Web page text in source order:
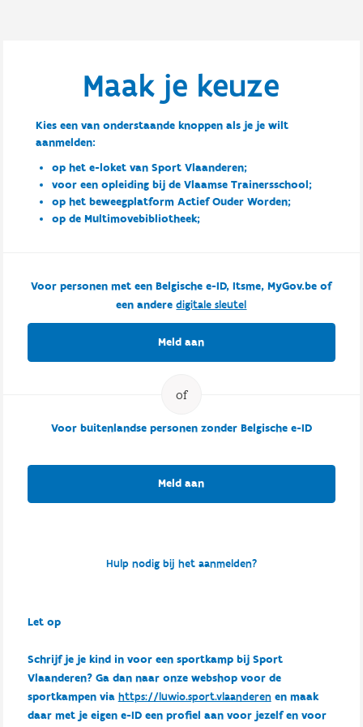
Maak je keuze
Kies een van onderstaande knoppen als je je wilt
aanmelden:
op het e-loket van Sport Vlaanderen;
voor een opleiding bij de Vlaamse Trainersschool;
op het beweegplatform Actief Ouder Worden;
op de Multimovebibliotheek;
Voor personen met een Belgische e-ID, Itsme, MyGov.be of
een anderedigitale sleutel
Meld aan
Voor buitenlandse personen zonder Belgische e-ID
Meld aan
Hulp nodig bij het aanmelden?
Let op
Schrijf je je kind in voor een sportkamp bij Sport
Vlaanderen? Ga dan naar onze webshop voor de
sportkampen via https://luwio.sport.vlaanderenen maak
daar met je eigen e-ID een profiel aan voor jezelf en voor